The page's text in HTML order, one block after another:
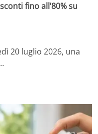
fino all’80% su
20 luglio 2026, una